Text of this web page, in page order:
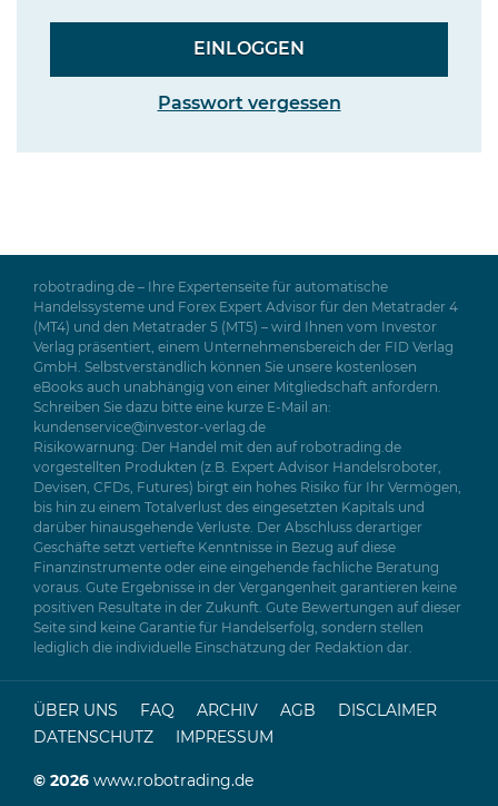
Passwort vergessen
robotrading.de – Ihre Expertenseite für automatische
Handelssysteme und Forex Expert Advisor für den Metatrader 4
(MT4) und den Metatrader 5 (MT5) – wird Ihnen vom Investor
Verlag präsentiert, einem Unternehmensbereich der FID Verlag
GmbH. Selbstverständlich können Sie unsere kostenlosen
eBooks auch unabhängig von einer Mitgliedschaft anfordern.
Schreiben Sie dazu bitte eine kurze E-Mail an:
kundenservice@investor-verlag.de
Risikowarnung: Der Handel mit den auf robotrading.de
vorgestellten Produkten (z.B. Expert Advisor Handelsroboter,
Devisen, CFDs, Futures) birgt ein hohes Risiko für Ihr Vermögen,
bis hin zu einem Totalverlust des eingesetzten Kapitals und
darüber hinausgehende Verluste. Der Abschluss derartiger
Geschäfte setzt vertiefte Kenntnisse in Bezug auf diese
Finanzinstrumente oder eine eingehende fachliche Beratung
voraus. Gute Ergebnisse in der Vergangenheit garantieren keine
positiven Resultate in der Zukunft. Gute Bewertungen auf dieser
Seite sind keine Garantie für Handelserfolg, sondern stellen
lediglich die individuelle Einschätzung der Redaktion dar.
© 2026 www.robotrading.de
ÜBER UNS FAQ ARCHIV AGB
DISCLAIMER
DATENSCHUTZ
IMPRESSUM